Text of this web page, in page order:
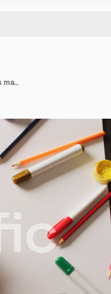
Vídeo de mãos desenhando com uma caneta roxa em papel, com diversos materiais de arte dispostos sobre a mesa.